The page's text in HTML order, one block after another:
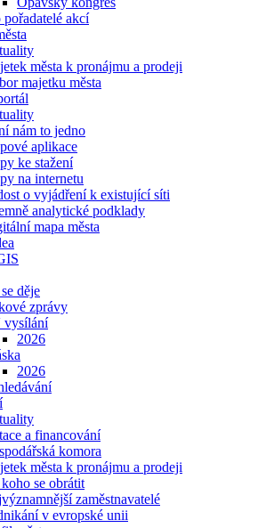
pořadatelé akcí
města k pronájmu a prodeji
majetku města
nám to jedno
aplikace
ke stažení
na internetu
o vyjádření k existující síti
analytické podklady
mapa města
děje
zprávy
vysílání
2026
2026
a financování
komora
města k pronájmu a prodeji
se obrátit
zaměstnavatelé
v evropské unii